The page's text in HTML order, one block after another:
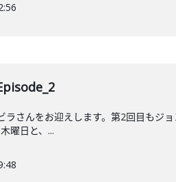
さんをお迎えします。第2回目もジ
曜日と、...